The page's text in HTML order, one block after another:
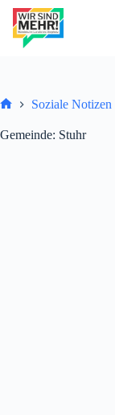
Zum
Inhalt
springen
Soziale Notizen
Gemeinde Stuhr